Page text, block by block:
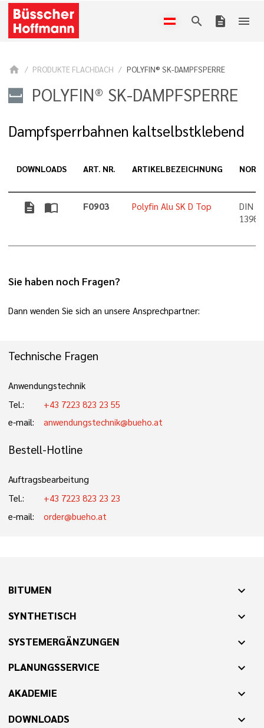
search description menu
home PRODUKTE FLACHDACH POLYFIN® SK-DAMPFSPERRE
POLYFIN® SK-DAMPFSPERRE
Dampfsperrbahnen kaltselbstklebend
DOWNLOADS ART. NR. ARTIKELBEZEICHNUNG
description import_contacts F0903 Polyfin Alu SK D Top
DIN
13984
Sie haben noch Fragen?
Dann wenden Sie sich an unsere Ansprechpartner:
Technische Fragen
Anwendungstechnik
Tel.:
+43 7223 823 23 55
e-mail:
anwendungstechnik@bueho.at
Bestell-Hotline
Auftragsbearbeitung
Tel.:
+43 7223 823 23 23
e-mail:
order@bueho.at
BITUMEN expand_more
SYNTHETISCH expand_more
SYSTEMERGÄNZUNGEN expand_more
PLANUNGSSERVICE expand_more
AKADEMIE expand_more
DOWNLOADS expand_more